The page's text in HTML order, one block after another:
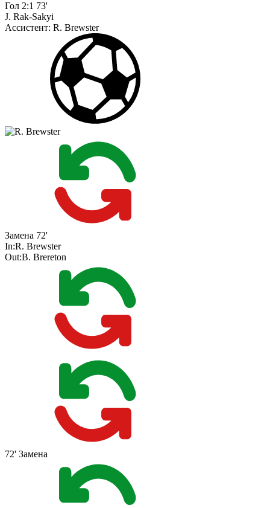
Гол 2:1 73'
J. Rak-Sakyi
Ассистент: R. Brewster
Замена 72'
In:R. Brewster
Out:B. Brereton
72' Замена